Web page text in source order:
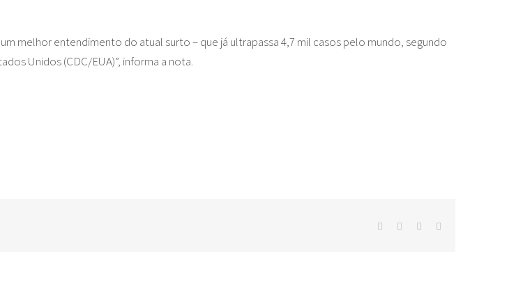
melhor entendimento do atual surto – que já ultrapassa 4,7 mil casos pelo mundo, segundo
Unidos (CDC/EUA)”, informa a nota.
facebook
twitter whatsapp